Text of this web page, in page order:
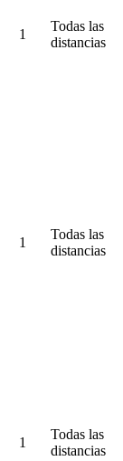
1
Todas las
distancias
1
Todas las
distancias
1
Todas las
distancias